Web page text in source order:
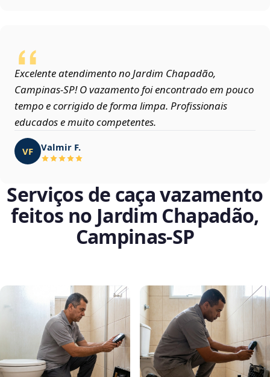
Excelente atendimento no Jardim Chapadão,
Campinas‑SP! O vazamento foi encontrado em pouco
tempo e corrigido de forma limpa. Profissionais
educados e muito competentes.
VF Valmir F.
Serviços de caça vazamento
feitos no Jardim Chapadão,
Campinas‑SP